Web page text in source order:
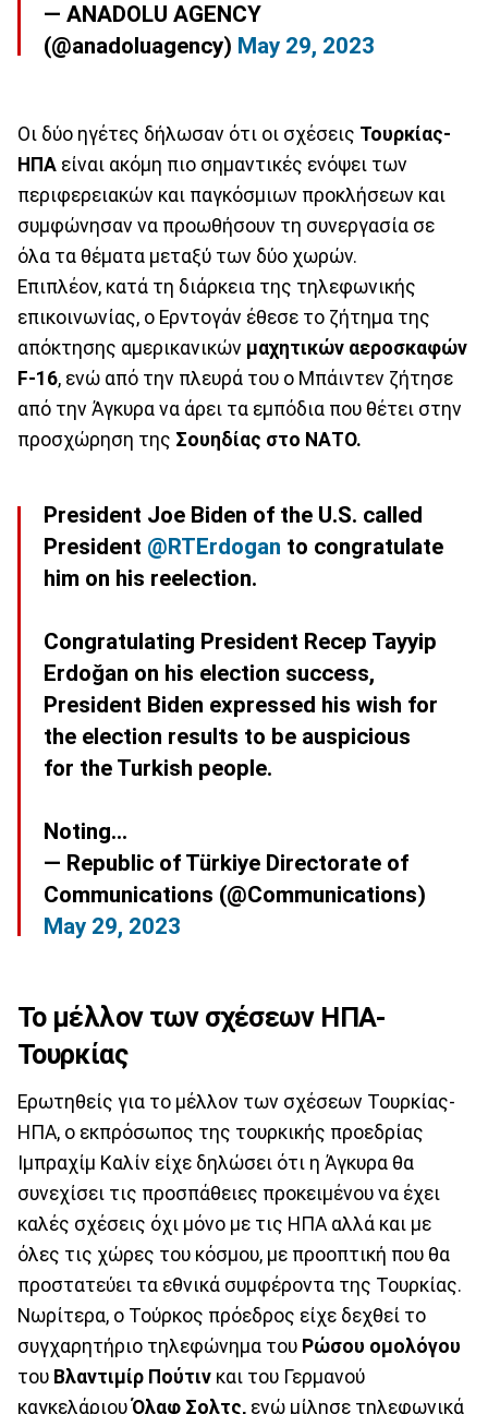
— ANADOLU AGENCY
(@anadoluagency) May 29, 2023
Oι δύο ηγέτες δήλωσαν ότι οι σχέσεις Τουρκίας-
ΗΠΑ είναι ακόμη πιο σημαντικές ενόψει των
περιφερειακών και παγκόσμιων προκλήσεων και
συμφώνησαν να προωθήσουν τη συνεργασία σε
όλα τα θέματα μεταξύ των δύο χωρών.
Eπιπλέον, κατά τη διάρκεια της τηλεφωνικής
επικοινωνίας, ο Ερντογάν έθεσε το ζήτημα της
απόκτησης αμερικανικών μαχητικών αεροσκαφών
F-16, ενώ από την πλευρά του ο Μπάιντεν ζήτησε
από την Άγκυρα να άρει τα εμπόδια που θέτει στην
προσχώρηση της Σουηδίας στο ΝΑΤΟ.
President Joe Biden of the U.S. called
President @RTErdogan to congratulate
him on his reelection.
Congratulating President Recep Tayyip
Erdoğan on his election success,
President Biden expressed his wish for
the election results to be auspicious
for the Turkish people.
Noting…
— Republic of Türkiye Directorate of
Communications (@Communications)
May 29, 2023
Το μέλλον των σχέσεων ΗΠΑ-
Τουρκίας
Ερωτηθείς για το μέλλον των σχέσεων Τουρκίας-
ΗΠΑ, ο εκπρόσωπος της τουρκικής προεδρίας
Ιμπραχίμ Καλίν είχε δηλώσει ότι η Άγκυρα θα
συνεχίσει τις προσπάθειες προκειμένου να έχει
καλές σχέσεις όχι μόνο με τις ΗΠΑ αλλά και με
όλες τις χώρες του κόσμου, με προοπτική που θα
προστατεύει τα εθνικά συμφέροντα της Τουρκίας.
Νωρίτερα, ο Τούρκος πρόεδρος είχε δεχθεί το
συγχαρητήριο τηλεφώνημα του Ρώσου ομολόγου
του Βλαντιμίρ Πούτιν και του Γερμανού
καγκελάριουΌλαφ Σολτς, ενώ μίλησε τηλεφωνικά